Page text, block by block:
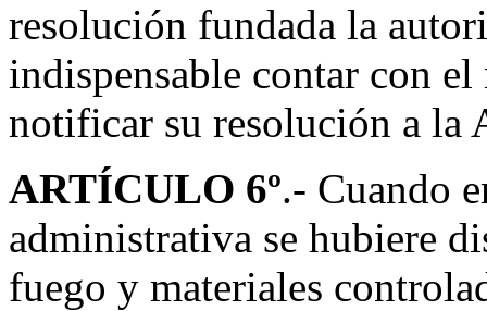
resolución fundada la
indispensable contar con
notificar su resolución a la
ARTÍCULO 6º.- Cuando
administrativa se hubiere
fuego y materiales